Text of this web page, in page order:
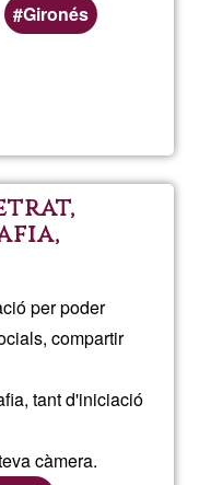
Gironés
Salut
de
per poder
compartir
tant d'iniciació
càmera.